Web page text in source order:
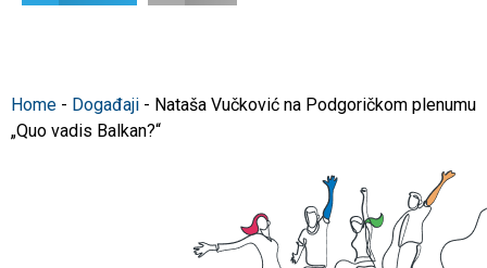
Home - Događaji - Nataša Vučković na Podgoričkom plenumu
„Quo vadis Balkan?“